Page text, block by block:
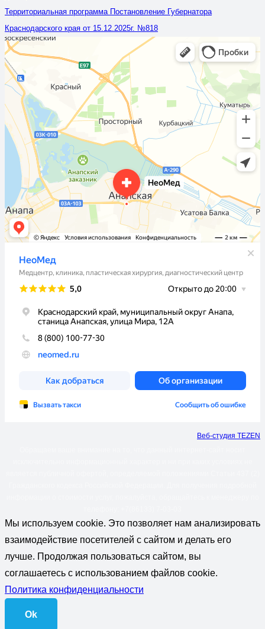
Территориальная программа Постановление Губернатора
Краснодарского края от 15.12.2025г. №818
Веб-студия TEZEN
Мы используем cookie. Это позволяет нам анализировать
взаимодействие посетителей с сайтом и делать его
лучше. Продолжая пользоваться сайтом, вы
соглашаетесь с использованием файлов cookie.
Политика конфиденциальности
Ok